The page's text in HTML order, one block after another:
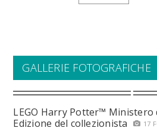
GALLERIE FOTOGRAFICHE
LEGO Harry Potter™ Ministero
Edizione del collezionista
17